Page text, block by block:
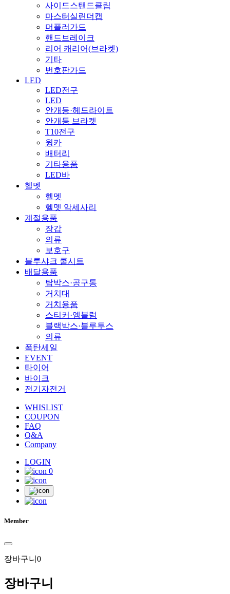
사이드스탠드클립
마스터실린더캡
머플러가드
핸드브레이크
리어 캐리어(브라켓)
기타
번호판가드
LED
LED전구
LED
안개등·헤드라이트
안개등 브라켓
T10전구
윙카
배터리
기타용품
LED바
헬멧
헬멧
헬멧 악세사리
계절용품
장갑
의류
보호구
블루샤크 쿨시트
배달용품
탑박스·공구통
거치대
거치용품
스티커·엠블럼
블랙박스·블루투스
의류
폭탄세일
EVENT
타이어
바이크
전기자전거
WHISLIST
COUPON
FAQ
Q&A
Company
LOGIN
0
Member
장바구니 0
장바구니